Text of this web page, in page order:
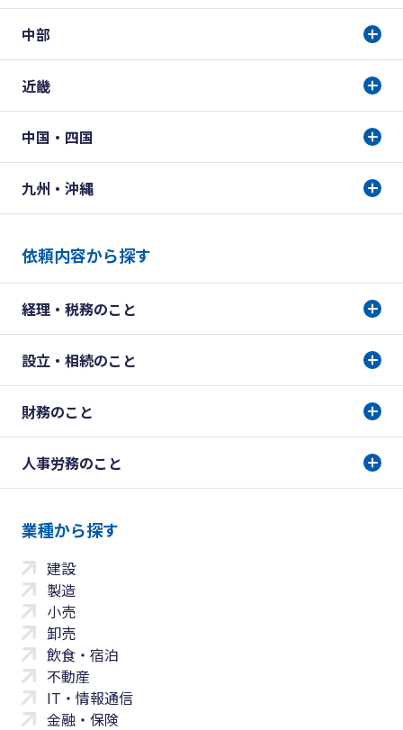
中部
近畿
中国・四国
九州・沖縄
依頼内容から探す
経理・税務のこと
設立・相続のこと
財務のこと
人事労務のこと
業種から探す
建設
製造
小売
卸売
飲食・宿泊
不動産
IT・情報通信
金融・保険